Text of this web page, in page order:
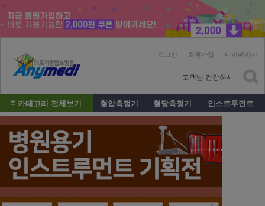
로그인 회원가입 마이페이지
카테고리 전체보기 혈압측정기 혈당측정기 인스트루먼트